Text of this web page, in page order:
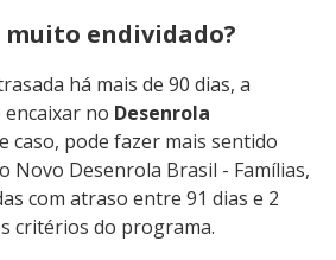
muito endividado?
há mais de 90 dias, a
no Desenrola
caso, pode fazer mais sentido
Novo Desenrola Brasil - Famílias,
com atraso entre 91 dias e 2
critérios do programa.